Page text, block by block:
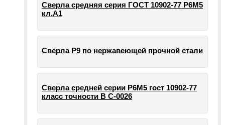
Сверла средняя серия ГОСТ 10902-77 Р6М5
кл.А1
Сверла Р9 по нержавеющей прочной стали
Сверла средней серии Р6М5 гост 10902-77
класс точности В С-0026